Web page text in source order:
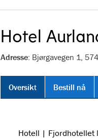
Hotel
Adresse: Bjørgavegen 1,
Oversikt Bestill nå
Hotell | Fjordhotellet